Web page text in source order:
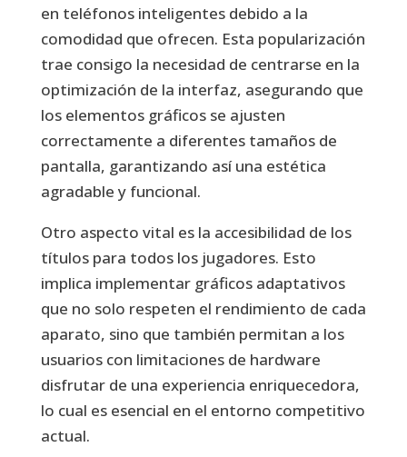
en teléfonos inteligentes debido a la
comodidad que ofrecen. Esta popularización
trae consigo la necesidad de centrarse en la
optimización de la interfaz, asegurando que
los elementos gráficos se ajusten
correctamente a diferentes tamaños de
pantalla, garantizando así una estética
agradable y funcional.
Otro aspecto vital es la accesibilidad de los
títulos para todos los jugadores. Esto
implica implementar gráficos adaptativos
que no solo respeten el rendimiento de cada
aparato, sino que también permitan a los
usuarios con limitaciones de hardware
disfrutar de una experiencia enriquecedora,
lo cual es esencial en el entorno competitivo
actual.